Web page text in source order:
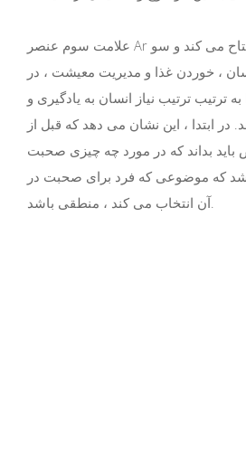
، خوردن غذا و مدیریت معیشت ، در
ترتیب ترتیب نیاز انسان به یادگیری و
در ابتدا ، این نشان می دهد که قبل از
بداند که در مورد چه چیزی صحبت
که موضوعی که فرد برای صحبت در
آن انتخاب می کند ، منطقی باشد.